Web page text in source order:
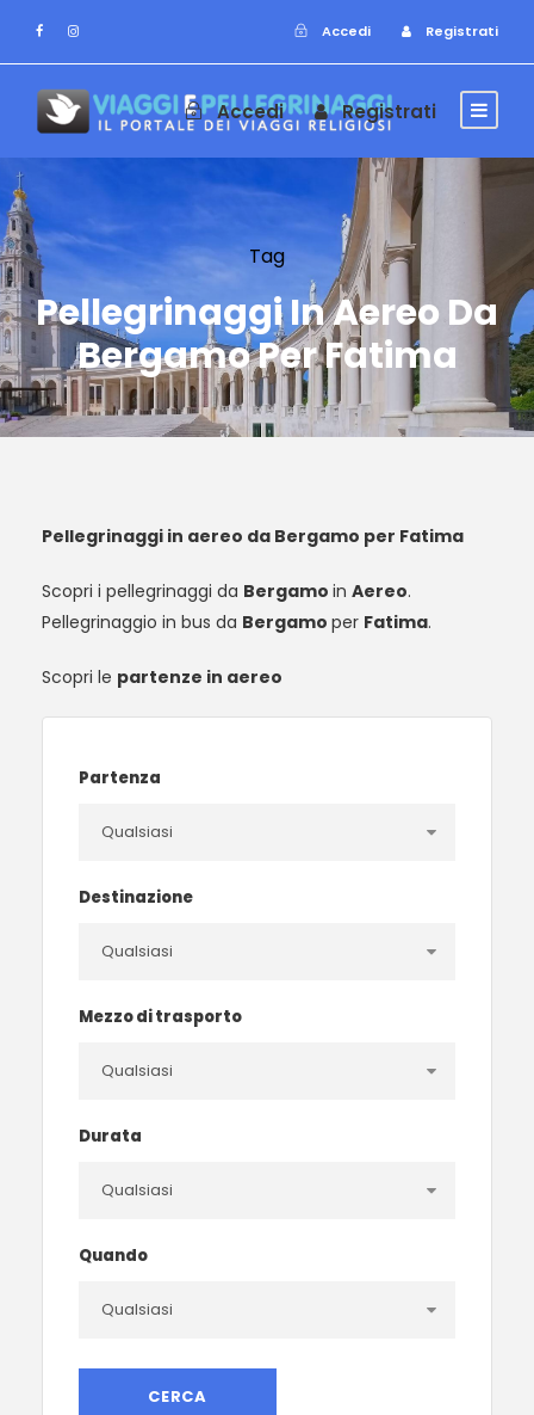
Accedi Registrati
Accedi Registrati
Tag
Pellegrinaggi In Aereo Da
Bergamo Per Fatima
Pellegrinaggi in aereo da Bergamo per Fatima
Scopri i pellegrinaggi da Bergamo in Aereo.
Pellegrinaggio in bus da Bergamo per Fatima.
Scopri le partenze in aereo
Partenza
Destinazione
Mezzo di trasporto
Durata
Quando